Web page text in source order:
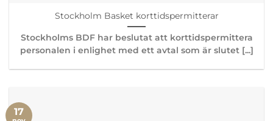
Stockholm Basket korttidspermitterar
Stockholms BDF har beslutat att korttidspermittera
personalen i enlighet med ett avtal som är slutet [...]
17